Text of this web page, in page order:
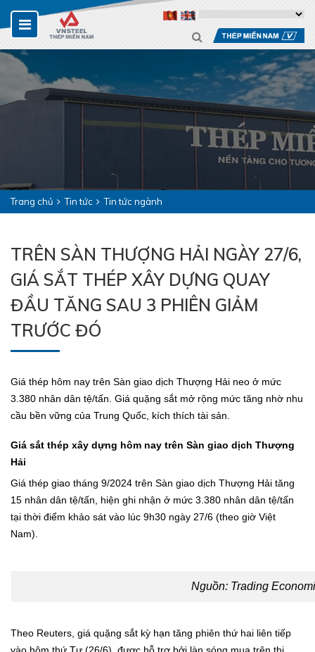
Trang chủ Tin tức Tin tức ngành
TRÊN SÀN THƯỢNG HẢI NGÀY 27/6,
GIÁ SẮT THÉP XÂY DỰNG QUAY
ĐẦU TĂNG SAU 3 PHIÊN GIẢM
TRƯỚC ĐÓ
Giá thép hôm nay trên Sàn giao dịch Thượng Hải neo ở mức
3.380 nhân dân tệ/tấn. Giá quặng sắt mở rộng mức tăng nhờ nhu
cầu bền vững của Trung Quốc, kích thích tài sản.
Giá sắt thép xây dựng hôm nay trên Sàn giao dịch Thượng
Hải
Giá thép giao tháng 9/2024 trên Sàn giao dịch Thượng Hải tăng
15 nhân dân tệ/tấn, hiện ghi nhận ở mức 3.380 nhân dân tệ/tấn
tại thời điểm khảo sát vào lúc 9h30 ngày 27/6 (theo giờ Việt
Nam).
Nguồn: Trading
Theo Reuters , giá quặng sắt kỳ hạn tăng phiên thứ hai liên tiếp